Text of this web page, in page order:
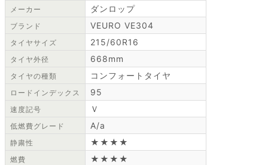
メーカー ダンロップ
ブランド VEURO VE304
タイヤサイズ 215/60R16
タイヤ外径 668mm
タイヤの種類 コンフォートタイヤ
ロードインデックス 95
速度記号 Ｖ
低燃費グレード A/a
静粛性 ★★★★
燃費 ★★★★